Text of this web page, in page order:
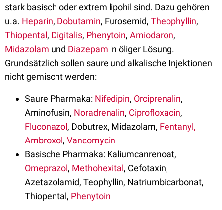
stark basisch oder extrem lipohil sind. Dazu gehören
u.a. Heparin, Dobutamin, Furosemid, Theophyllin,
Thiopental, Digitalis, Phenytoin, Amiodaron,
Midazolam und Diazepam in öliger Lösung.
Grundsätzlich sollen saure und alkalische Injektionen
nicht gemischt werden:
Saure Pharmaka: Nifedipin, Orciprenalin,
Aminofusin, Noradrenalin, Ciprofloxacin,
Fluconazol, Dobutrex, Midazolam, Fentanyl,
Ambroxol, Vancomycin
Basische Pharmaka: Kaliumcanrenoat,
Omeprazol, Methohexital, Cefotaxin,
Azetazolamid, Teophyllin, Natriumbicarbonat,
Thiopental, Phenytoin